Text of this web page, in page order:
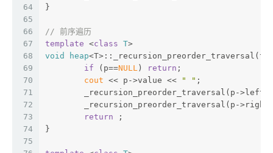
64
65
66
67
68
69
70
71
72
73
74
75
}
// 前序遍历
template <class T>
void
heap<T>:
if (p==NULL ) return ;
cout << p->value << " " ;
_recursion_preorder_traversal(p-
_recursion_preorder_traversal(p-
return ;
}